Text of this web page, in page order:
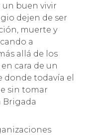
buen vivir
dejen de ser
muerte y
a
allá de los
cara de un
todavía el
sin tomar
Brigada